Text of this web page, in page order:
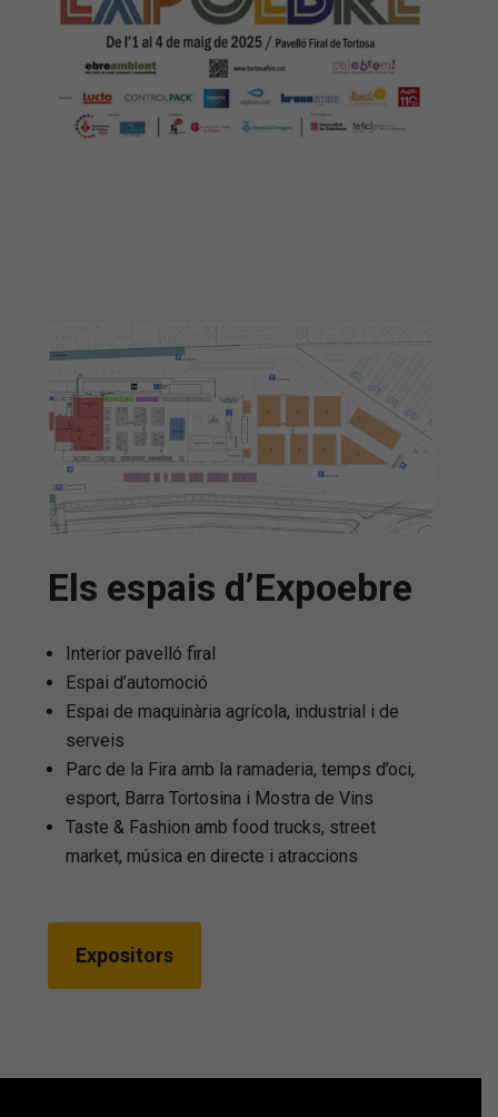
Els espais d’Expoebre
Interior pavelló firal
Espai d’automoció
Espai de maquinària agrícola, industrial i de
serveis
Parc de la Fira amb la ramaderia, temps d’oci,
esport, Barra Tortosina i Mostra de Vins
Taste & Fashion amb food trucks, street
market, música en directe i atraccions
Expositors